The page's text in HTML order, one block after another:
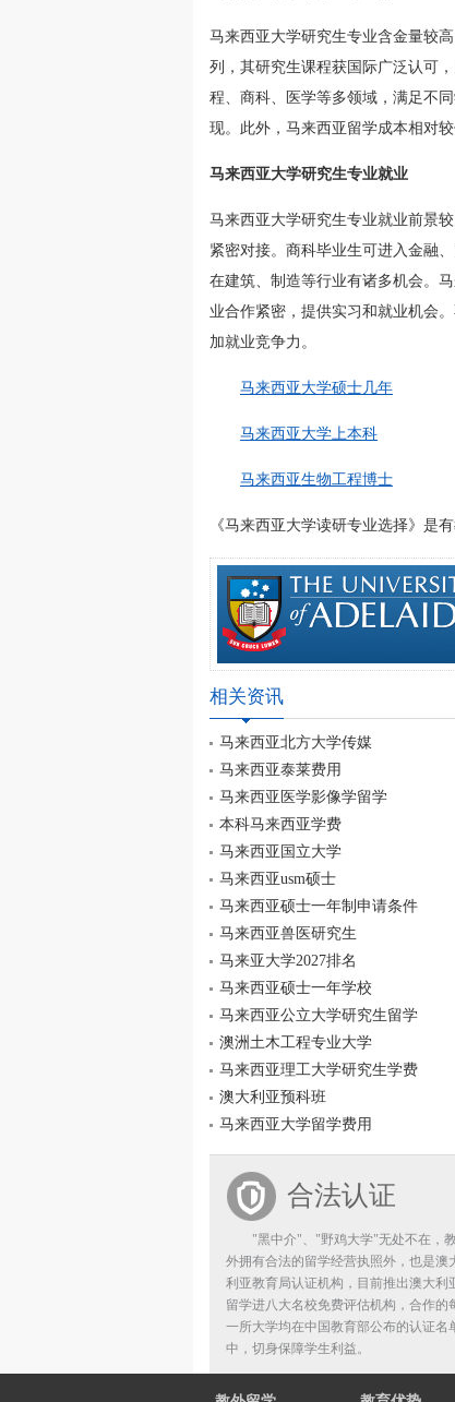
马来西亚大学研究生专业含金量较
列，其研究生课程获国际广泛认可
程、商科、医学等多领域，满足不
现。此外，马来西亚留学成本相对
马来西亚大学研究生专业就业
马来西亚大学研究生专业就业前景
紧密对接。商科毕业生可进入金融
在建筑、制造等行业有诸多机会。
业合作紧密，提供实习和就业机会
加就业竞争力。
马来西亚大学硕士几年
马来西亚大学上本科
马来西亚生物工程博士
《马来西亚大学读研专业选择》是
相关资讯
马来西亚北方大学传媒
马来西亚泰莱费用
马来西亚医学影像学留学
本科马来西亚学费
马来西亚国立大学
马来西亚usm硕士
马来西亚硕士一年制申请条件
马来西亚兽医研究生
马来亚大学2027排名
马来西亚硕士一年学校
马来西亚公立大学研究生留学
澳洲土木工程专业大学
马来西亚理工大学研究生学费
澳大利亚预科班
马来西亚大学留学费用
合法认证
"黑中介"、"野鸡大学"无处不在，教
外拥有合法的留学经营执照外，也是澳
利亚教育局认证机构，目前推出澳大利
留学进八大名校免费评估机构，合作的
一所大学均在中国教育部公布的认证名
中，切身保障学生利益。